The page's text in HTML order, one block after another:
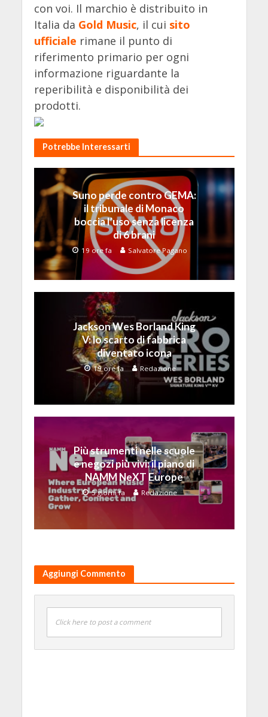
con voi. Il marchio è distribuito in
Italia da Gold Music, il cui sito
ufficiale rimane il punto di
riferimento primario per ogni
informazione riguardante la
reperibilità e disponibilità dei
prodotti.
Potrebbe Interessarti
Suno perde contro GEMA:
il tribunale di Monaco
boccia l’uso senza licenza
di 6 brani
19 ore fa Salvatore Pagano
Jackson Wes Borland King
V: lo scarto di fabbrica
diventato icona
19 ore fa Redazione
Più strumenti nelle scuole
e negozi più vivi: il piano di
NAMM NeXT Europe
5 giorni fa Redazione
Aggiungi Commento
Click here to post a comment